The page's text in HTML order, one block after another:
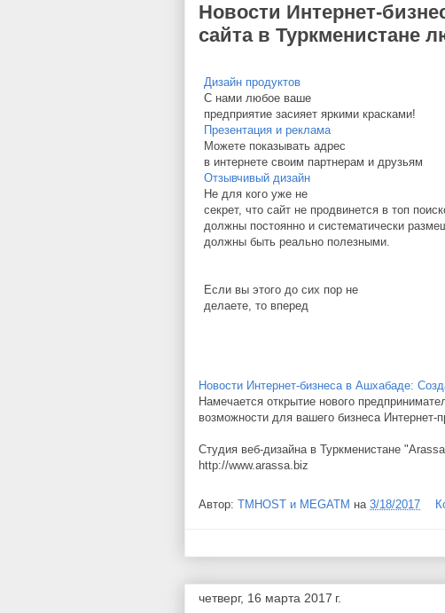
Новости Интернет-
сайта в Туркменистане
Дизайн продуктов
С нами любое ваше
предприятие засияет яркими красками!
Презентация и реклама
Можете показывать адрес
в интернете своим партнерам и друзьям
Отзывчивый дизайн
Не для кого уже не
секрет, что сайт не продвинется в топ
должны постоянно и систематически
должны быть реально полезными.
Если вы этого до сих пор не
делаете, то вперед
Новости Интернет-бизнеса в Ашхабаде:
Намечается открытие нового
возможности для вашего бизнеса Интернет-
Студия веб-дизайна в Туркменистане
http://www.arassa.biz
Автор: TMHOST и MEGATM на 3/18/2017
четверг, 16 марта 2017 г.